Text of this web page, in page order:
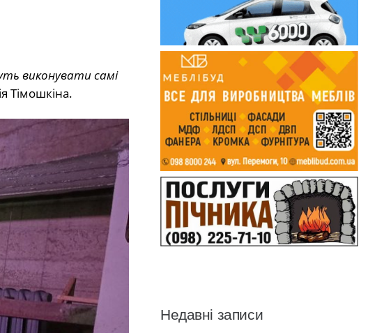
виконувати самі
Тімошкіна.
Недавні записи